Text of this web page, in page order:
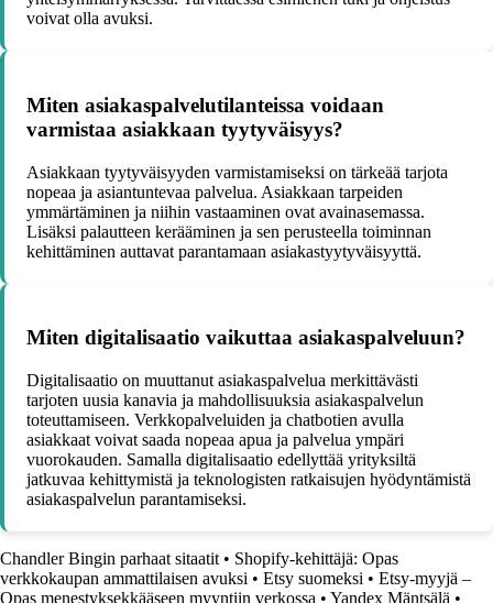
voivat olla avuksi.
Miten asiakaspalvelutilanteissa voidaan
varmistaa asiakkaan tyytyväisyys?
Asiakkaan tyytyväisyyden varmistamiseksi on tärkeää tarjota
nopeaa ja asiantuntevaa palvelua. Asiakkaan tarpeiden
ymmärtäminen ja niihin vastaaminen ovat avainasemassa.
Lisäksi palautteen kerääminen ja sen perusteella toiminnan
kehittäminen auttavat parantamaan asiakastyytyväisyyttä.
Miten digitalisaatio vaikuttaa asiakaspalveluun?
Digitalisaatio on muuttanut asiakaspalvelua merkittävästi
tarjoten uusia kanavia ja mahdollisuuksia asiakaspalvelun
toteuttamiseen. Verkkopalveluiden ja chatbotien avulla
asiakkaat voivat saada nopeaa apua ja palvelua ympäri
vuorokauden. Samalla digitalisaatio edellyttää yrityksiltä
jatkuvaa kehittymistä ja teknologisten ratkaisujen hyödyntämistä
asiakaspalvelun parantamiseksi.
Chandler Bingin parhaat sitaatit • Shopify-kehittäjä: Opas
verkkokaupan ammattilaisen avuksi • Etsy suomeksi • Etsy-myyjä –
Opas menestyksekkääseen myyntiin verkossa • Yandex Mäntsälä •